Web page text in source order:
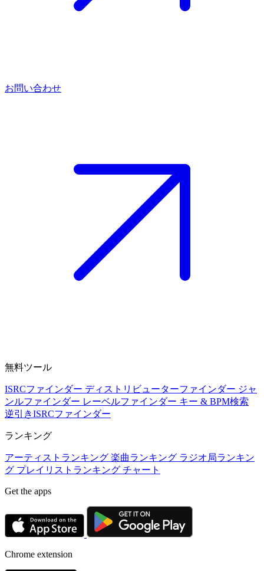
お問い合わせ
無料ツール
ISRCファインダー ディストリビューターファインダー ジャ
ンルファインダー レーベルファインダー キー & BPM検索
逆引きISRCファインダー
ランキング
アーティストランキング 楽曲ランキング ラジオ局ランキン
グ プレイリストランキング チャート
Get the apps
Chrome extension